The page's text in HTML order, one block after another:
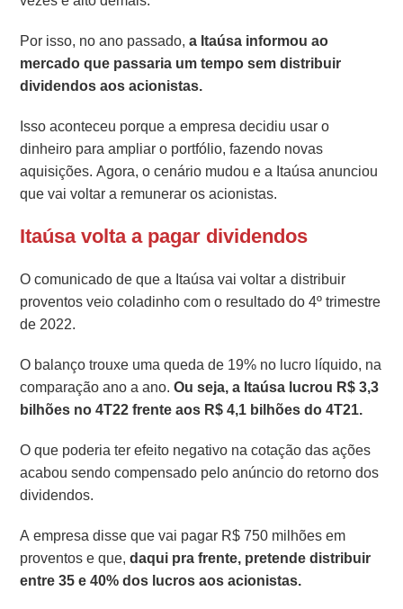
Por isso, no ano passado, a Itaúsa informou ao
mercado que passaria um tempo sem distribuir
dividendos aos acionistas.
Isso aconteceu porque a empresa decidiu usar o
dinheiro para ampliar o portfólio, fazendo novas
aquisições. Agora, o cenário mudou e a Itaúsa anunciou
que vai voltar a remunerar os acionistas.
Itaúsa volta a pagar dividendos
O comunicado de que a Itaúsa vai voltar a distribuir
proventos veio coladinho com o resultado do 4º trimestre
de 2022.
O balanço trouxe uma queda de 19% no lucro líquido, na
comparação ano a ano. Ou seja, a Itaúsa lucrou R$ 3,3
bilhões no 4T22 frente aos R$ 4,1 bilhões do 4T21.
O que poderia ter efeito negativo na cotação das ações
acabou sendo compensado pelo anúncio do retorno dos
dividendos.
A empresa disse que vai pagar R$ 750 milhões em
proventos e que,daqui pra frente, pretende distribuir
entre 35 e 40% dos lucros aos acionistas.